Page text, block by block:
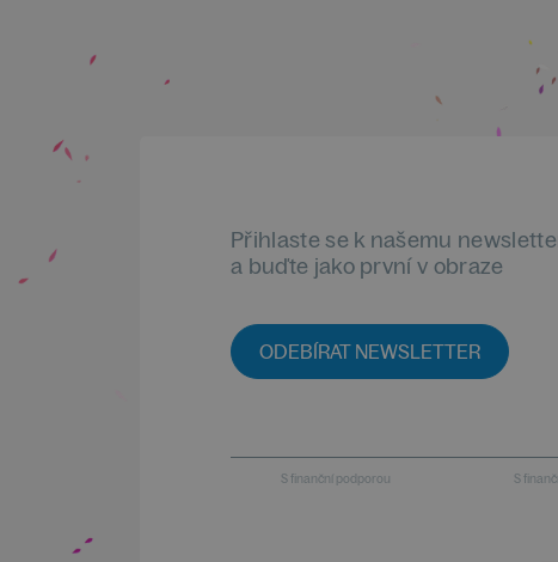
Přihlaste se k našemu
a buďte jako první v obraze
ODEBÍRAT NEWSLETTER
S finanční podporou S